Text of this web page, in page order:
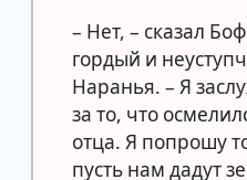
– Нет, – сказал
гордый и
Наранья. – Я
за то, что
отца. Я попрошу
пусть нам дадут